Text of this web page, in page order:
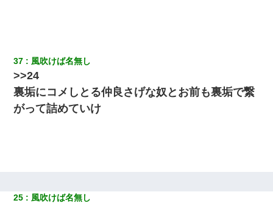
37 風吹けば名無し
>>24
裏垢にコメしとる仲良さげな奴とお前も裏垢で繋
がって詰めていけ
25 風吹けば名無し